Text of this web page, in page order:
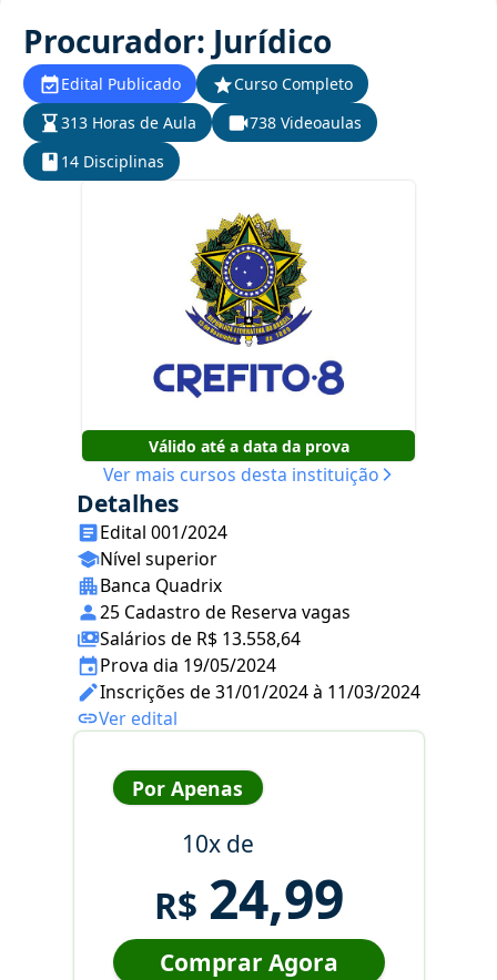
Procurador: Jurídico
Edital Publicado
Curso Completo
313 Horas de Aula
738 Videoaulas
14 Disciplinas
Válido até a data da prova
Ver mais cursos desta instituição
Detalhes
Edital 001/2024
Nível superior
Banca Quadrix
25 Cadastro de Reserva vagas
Salários de R$ 13.558,64
Prova dia 19/05/2024
Inscrições de 31/01/2024 à 11/03/2024
Ver edital
Por Apenas
10x de
R$ 24,99
Comprar Agora